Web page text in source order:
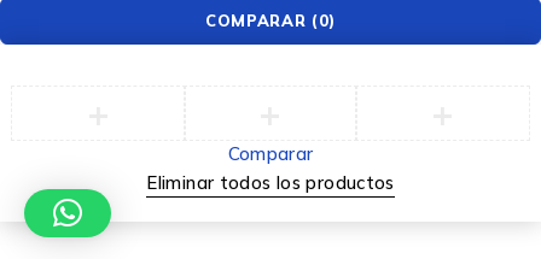
COMPARAR (0)
Comparar
Eliminar todos los productos